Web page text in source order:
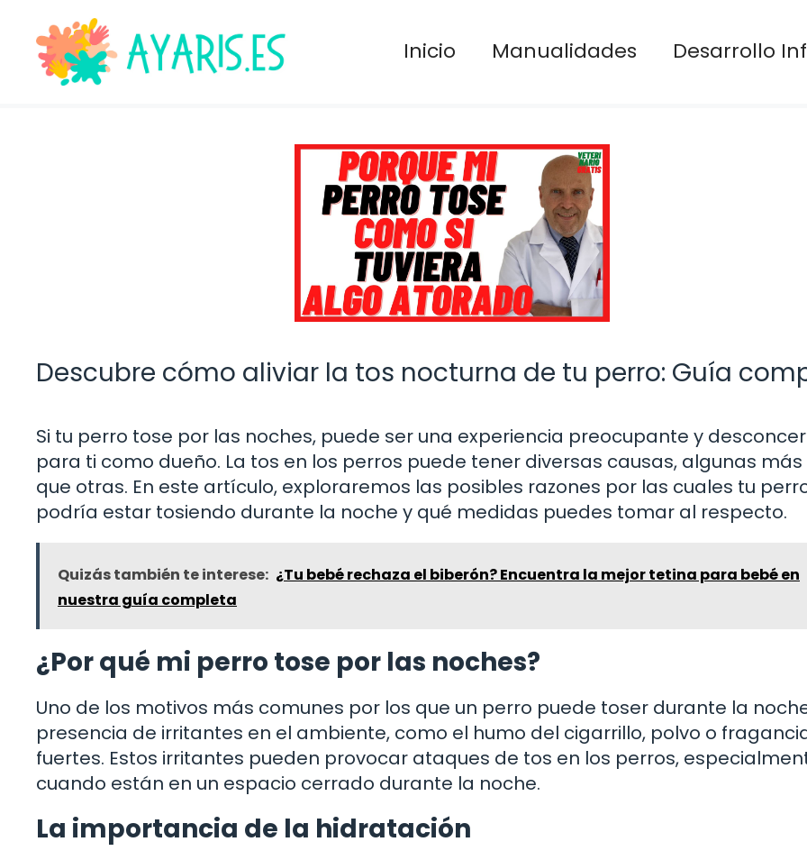
contenido
Inicio Manualidades Desarrollo
Descubre cómo aliviar la tos nocturna de tu perro: Guía
Si tu perro tose por las noches, puede ser una experiencia preocupante y
para ti como dueño. La tos en los perros puede tener diversas causas, algunas más
que otras. En este artículo, exploraremos las posibles razones por las cuales tu
podría estar tosiendo durante la noche y qué medidas puedes tomar al respecto.
Quizás también te interese: ¿Tu bebé rechaza el biberón? Encuentra la mejor tetina para bebé en
nuestra guía completa
¿Por qué mi perro tose por las noches?
Uno de los motivos más comunes por los que un perro puede toser durante la
presencia de irritantes en el ambiente, como el humo del cigarrillo, polvo o
fuertes. Estos irritantes pueden provocar ataques de tos en los perros,
cuando están en un espacio cerrado durante la noche.
La importancia de la hidratación